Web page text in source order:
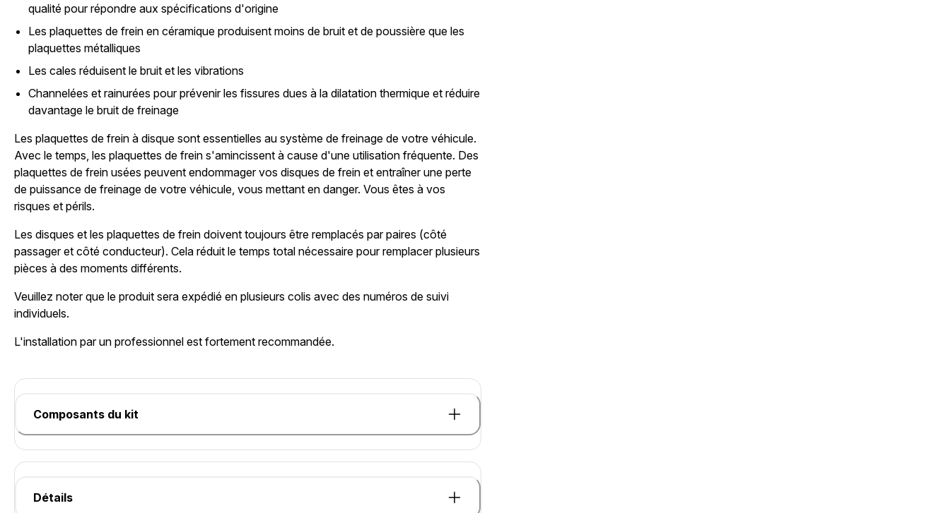
qualité pour répondre aux spécifications d'origine
Les plaquettes de frein en céramique produisent moins de bruit et de poussière que les
plaquettes métalliques
Les cales réduisent le bruit et les vibrations
Channelées et rainurées pour prévenir les fissures dues à la dilatation thermique et réduire
davantage le bruit de freinage
Les plaquettes de frein à disque sont essentielles au système de freinage de votre véhicule.
Avec le temps, les plaquettes de frein s'amincissent à cause d'une utilisation fréquente. Des
plaquettes de frein usées peuvent endommager vos disques de frein et entraîner une perte
de puissance de freinage de votre véhicule, vous mettant en danger. Vous êtes à vos
risques et périls.
Les disques et les plaquettes de frein doivent toujours être remplacés par paires (côté
passager et côté conducteur). Cela réduit le temps total nécessaire pour remplacer plusieurs
pièces à des moments différents.
Veuillez noter que le produit sera expédié en plusieurs colis avec des numéros de suivi
individuels.
L'installation par un professionnel est fortement recommandée.
Composants du kit
Détails